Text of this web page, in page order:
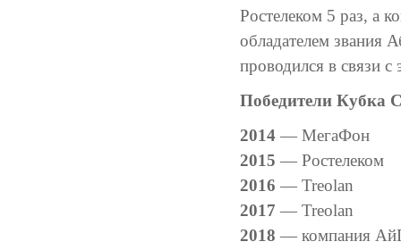
Ростелеком 5 раз, а
обладателем звания
проводился в связи с
Победители Кубка
2014 — МегаФон
2015 — Ростелеком
2016 — Treolan
2017 — Treolan
2018 — компания